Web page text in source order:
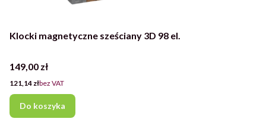
Klocki magnetyczne sześciany 3D 98 el.
Cena
149,00 zł
Cena
121,14 złbez VAT
Do koszyka